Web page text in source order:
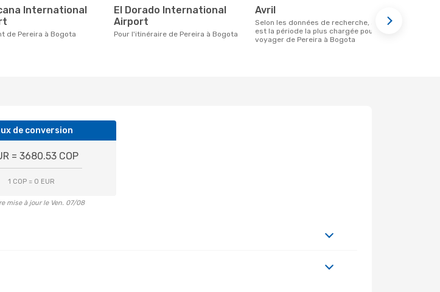
de Pereira à Bogota
El Dorado International
Airport
Pour l'itinéraire de Pereira à Bogota
avril
Selon les données de recherche, avril
est la période la plus chargée pour
voyager de Pereira à Bogota
de conversion
= 3680.53 COP
1 COP = 0 EUR
mise à jour le Ven. 07/08